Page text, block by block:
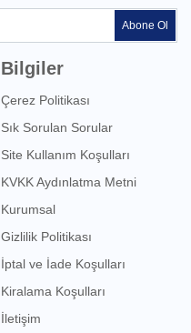
Abone Ol
Bilgiler
Çerez Politikası
Sık Sorulan Sorular
Site Kullanım Koşulları
KVKK Aydınlatma Metni
Kurumsal
Gizlilik Politikası
İptal ve İade Koşulları
Kiralama Koşulları
İletişim